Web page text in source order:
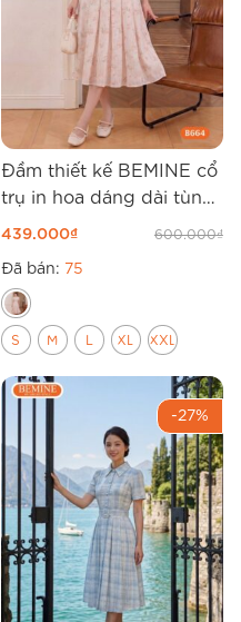
Đầm thiết kế BEMINE cổ
trụ in hoa dáng dài tùng
xếp ly B664
439.000₫ 600.000₫
Đã bán: 75
S M L XL XXL
-27%